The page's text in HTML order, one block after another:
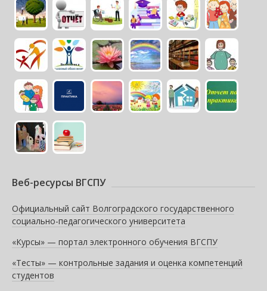
Веб-ресурсы ВГСПУ
Официальный сайт Волгоградского государственного
социально-педагогического университета
«Курсы» — портал электронного обучения ВГСПУ
«Тесты» — контрольные задания и оценка компетенций
студентов